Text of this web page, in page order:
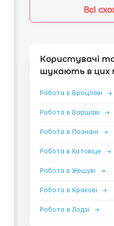
Всі
Користувачі
шукають в цих
Робота в Вроцлаві →
Робота в Варшаві →
Робота в Познані →
Робота в Катовіце →
Робота в Жешуві →
Робота в Кракові →
Робота в Лодзі →